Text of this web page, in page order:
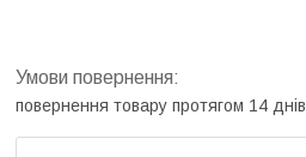
повернення товару протягом 14 днів